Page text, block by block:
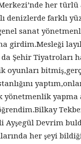
her
denizlerde farklı
sanat
girdim.Mesleği
da Şehir
oyunları
yönetmenlik yapma
Ayşegül Devrim
her şeyi